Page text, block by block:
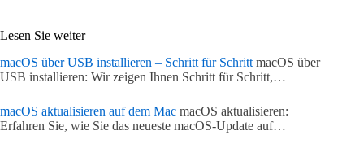
Lesen Sie weiter
macOS über USB installieren – Schritt für Schritt macOS über
USB installieren: Wir zeigen Ihnen Schritt für Schritt,…
macOS aktualisieren auf dem Mac macOS aktualisieren:
Erfahren Sie, wie Sie das neueste macOS-Update auf…